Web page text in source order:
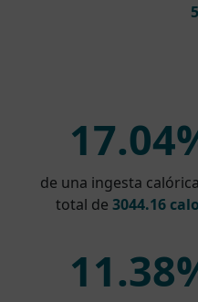
de una ingesta
total de 3044.16